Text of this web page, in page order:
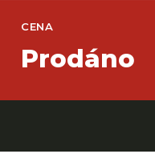
CENA
Prodáno